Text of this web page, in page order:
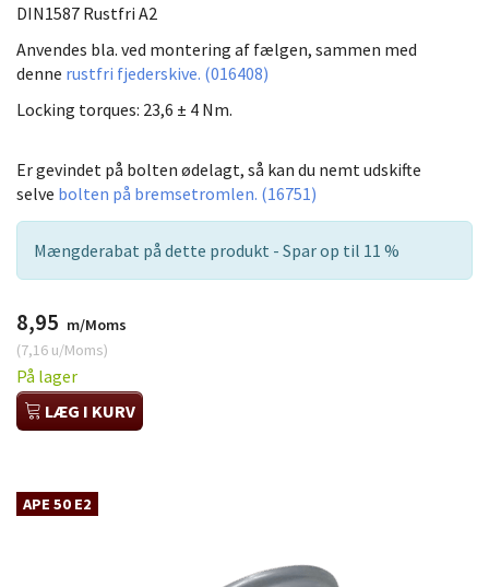
DIN1587 Rustfri A2
Anvendes bla. ved montering af fælgen, sammen med
denne rustfri fjederskive. (016408)
Locking torques: 23,6 ± 4 Nm.
Er gevindet på bolten ødelagt, så kan du nemt udskifte
selve bolten på bremsetromlen. (16751)
Mængderabat på dette produkt - Spar op til 11 %
8,95 m/Moms
(7,16 u/Moms)
På lager
LÆG I KURV
APE 50 E2